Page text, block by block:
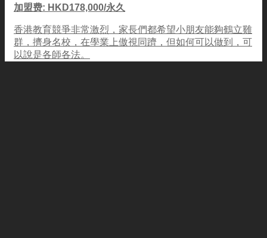
加盟费: HKD178,000/永久
香港教育競爭非常激烈，家長們都希望小朋友能夠鶴立雞
群，擠身名校，在學業上傲視同躋，但如何可以做到，可
以說是各師各法。